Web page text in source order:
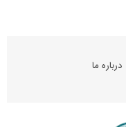
درباره ما